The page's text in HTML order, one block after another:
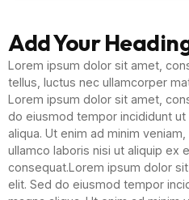
Add Your
Lorem ipsum dolor sit amet,
tellus, luctus nec ullamcorper
Lorem ipsum dolor sit amet,
do eiusmod tempor incididunt
aliqua. Ut enim ad minim
ullamco laboris nisi ut aliquip ex
consequat.Lorem ipsum dolor
elit. Sed do eiusmod tempor